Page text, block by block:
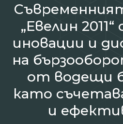
„Евелин
иновации и
на
от водещи
като
и